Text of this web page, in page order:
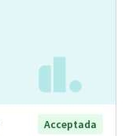
Acceptada